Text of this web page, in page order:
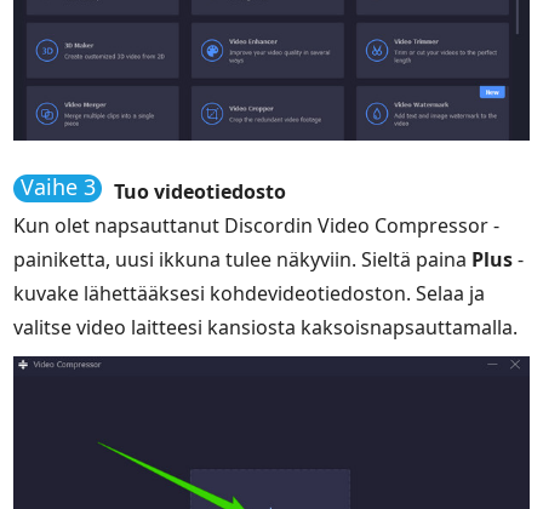
Vaihe 3
Tuo videotiedosto
Kun olet napsauttanut Discordin Video Compressor -
painiketta, uusi ikkuna tulee näkyviin. Sieltä paina Plus-
kuvake lähettääksesi kohdevideotiedoston. Selaa ja
valitse video laitteesi kansiosta kaksoisnapsauttamalla.